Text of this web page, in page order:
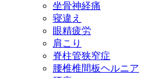
坐骨神経痛
寝違え
眼精疲労
肩こり
脊柱管狭窄症
腰椎椎間板ヘルニア